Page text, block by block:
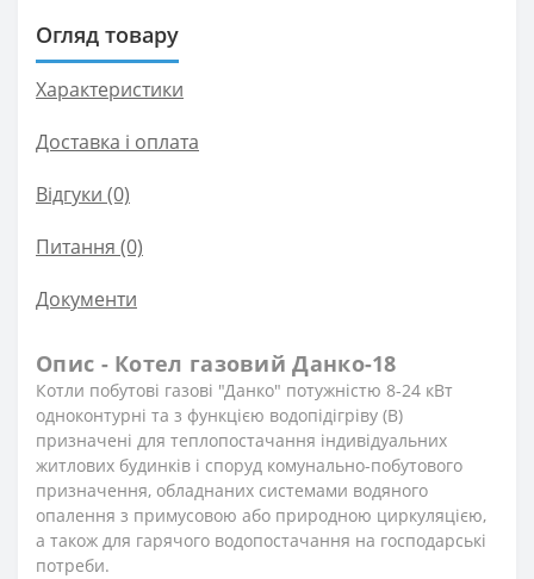
Огляд товару
Характеристики
Доставка і оплата
Відгуки (0)
Питання (0)
Документи
Опис - Котел газовий Данко-18
Котли побутові газові "Данко" потужністю 8-24 кВт
одноконтурні та з функцією водопідігріву (В)
призначені для теплопостачання індивідуальних
житлових будинків і споруд комунально-побутового
призначення, обладнаних системами водяного
опалення з примусовою або природною циркуляцією,
а також для гарячого водопостачання на господарські
потреби.